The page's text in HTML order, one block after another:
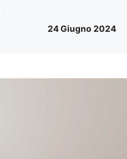
24 Giugno 2024